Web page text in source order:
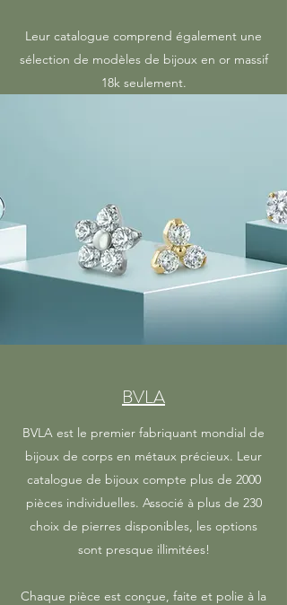
Leur catalogue comprend également une
sélection de modèles de bijoux en or massif
18k seulement.
BVLA
BVLA est le premier fabriquant mondial de
bijoux de corps en métaux précieux. Leur
catalogue de bijoux compte plus de 2000
pièces individuelles. Associé à plus de 230
choix de pierres disponibles, les options
sont presque illimitées!
Chaque pièce est conçue, faite et polie à la